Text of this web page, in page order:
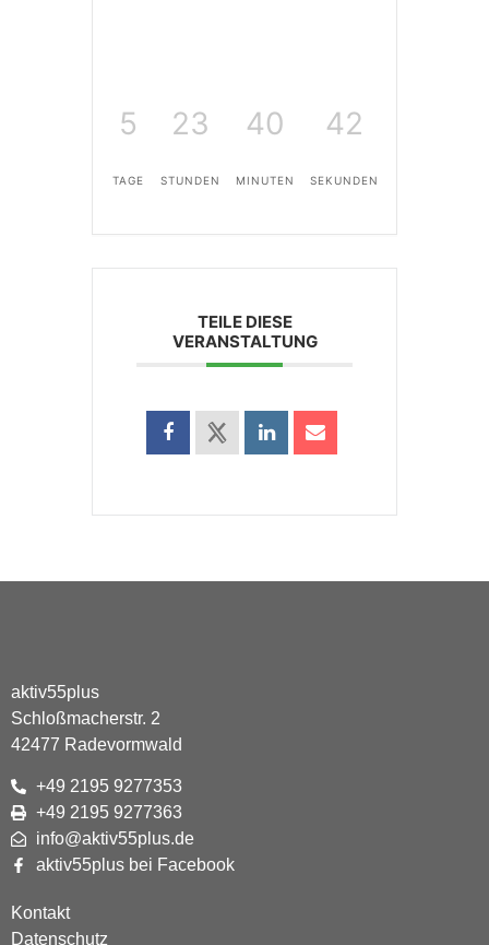
5
TAGE
23
STUNDEN
40
MINUTEN
42
SEKUNDEN
TEILE DIESE
VERANSTALTUNG
aktiv55plus
Schloßmacherstr. 2
42477 Radevormwald
+49 2195 9277353
+49 2195 9277363
info@aktiv55plus.de
aktiv55plus bei Facebook
Kontakt
Datenschutz